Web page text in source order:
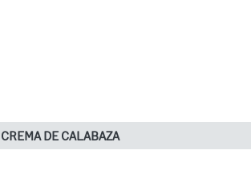
CREMA DE CALABAZA